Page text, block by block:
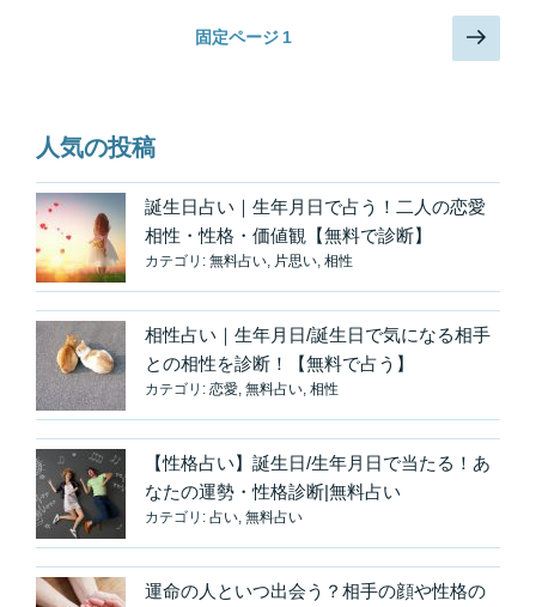
運
命
に
先
手
を
つ！
放
せ
ば、
宇
宙
の
意
図
ペ
ー
ジ
送
り
固定ページ 1
次
の
人気の投稿
誕生日占い｜生年月日で占う！二人の恋愛
相性・性格・価値観【無料で診断】
カテゴリ: 無料占い 片思い 相性
相性占い｜生年月日/誕生日で気になる相手
との相性を診断！【無料で占う】
カテゴリ: 恋愛 無料占い 相性
【性格占い】誕生日/生年月日で当たる！あ
なたの運勢・性格診断|無料占い
カテゴリ: 占い 無料占い
運命の人といつ出会う？相手の顔や性格の